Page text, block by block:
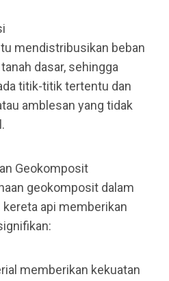
mendistribusikan beban
dasar, sehingga
titik-titik tertentu dan
amblesan yang tidak
Geokomposit
geokomposit dalam
api memberikan
memberikan kekuatan